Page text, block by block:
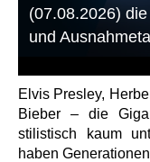
(07.08.2026)
und
Elvis Presley,
Bieber – die
stilistisch kaum
haben